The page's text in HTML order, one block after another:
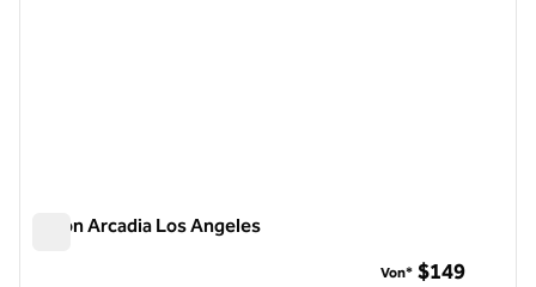
Hilton Arcadia Los Angeles
Von* $149